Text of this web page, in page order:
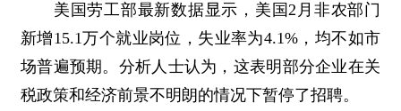
美国劳工部最新数据显示，美国2月非农部门
新增15.1万个就业岗位，失业率为4.1%，均不如市
场普遍预期。分析人士认为，这表明部分企业在关
税政策和经济前景不明朗的情况下暂停了招聘。